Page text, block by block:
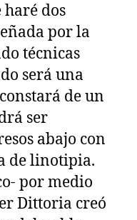
haré dos
por la
técnicas
será una
de un
ser
abajo con
de linotipia.
por medio
Dittoria creó